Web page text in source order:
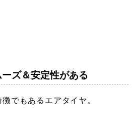
ズ＆安定性がある
でもあるエアタイヤ。